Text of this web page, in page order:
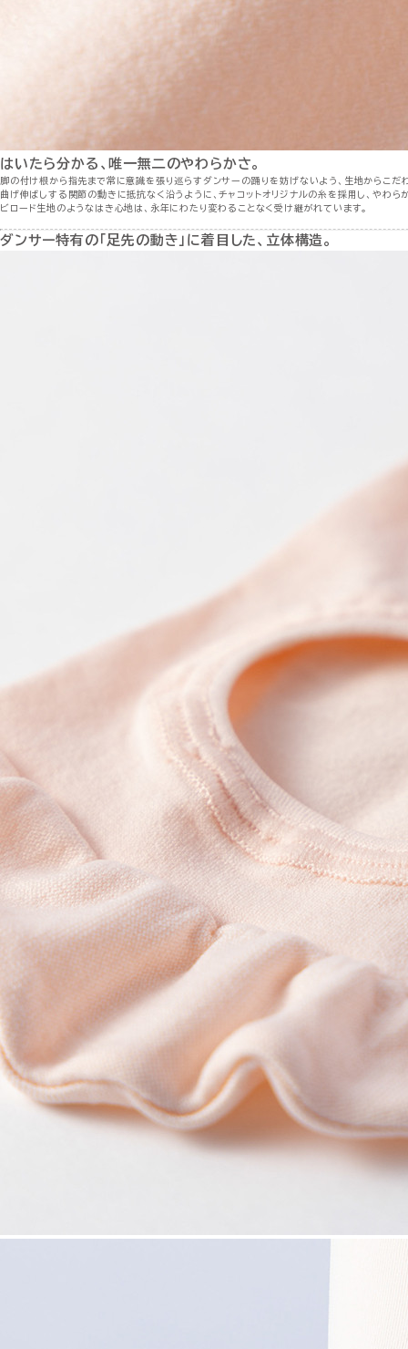
はいたら分かる、唯一無二のやわらかさ。
脚の付け根から指先まで常に意識を張り巡らすダンサーの踊りを妨げないよう、生地からこだ
曲げ伸ばしする関節の動きに抵抗なく沿うように、チャコットオリジナルの糸を採用し、やわら
ビロード生地のようなはき心地は、永年にわたり変わることなく受け継がれています。
ダンサー特有の「足先の動き」に着目した、立体構造。